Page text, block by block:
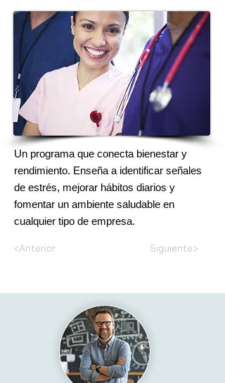
Un programa que conecta bienestar y
rendimiento. Enseña a identificar señales
de estrés, mejorar hábitos diarios y
fomentar un ambiente saludable en
cualquier tipo de empresa.
<Anterior Siguiente>